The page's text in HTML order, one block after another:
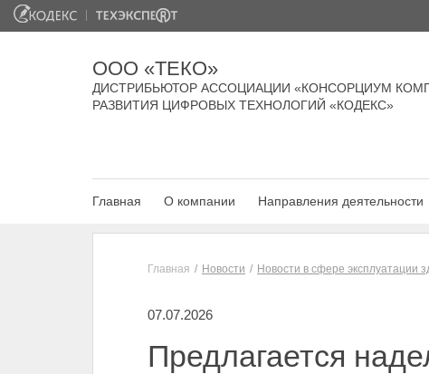
ООО «ТЕКО»
ДИСТРИБЬЮТОР АССОЦИАЦИИ «КОНСОРЦИУМ
РАЗВИТИЯ ЦИФРОВЫХ ТЕХНОЛОГИЙ «КОДЕКС»
Главная О компании Направления деятельности
Главная Новости Новости в сфере эксплуатации
07.07.2026
Предлагается